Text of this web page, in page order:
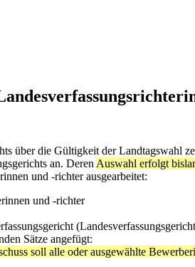
über die Gültigkeit der Landtagswahl
an. Deren Auswahl erfolgt
und -richter ausgearbeitet:
und -richter
Sätze angefügt:
soll alle oder ausgewählte